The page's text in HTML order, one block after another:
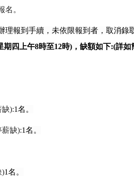
名。
報到手續，未依限報到者，取消錄
期四上午8時至12時) ，缺額如下:(詳如
缺):1名。
薪缺):1名。
)1名。